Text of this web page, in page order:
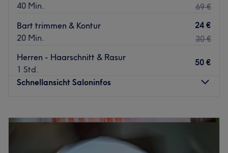
40 Min.
69 €
Bart trimmen & Kontur
20 Min.
24 €
30 €
Herren - Haarschnitt & Rasur
1 Std.
50 €
Schnellansicht Saloninfos
Dienstag
09:00–20:00
Donnerstag